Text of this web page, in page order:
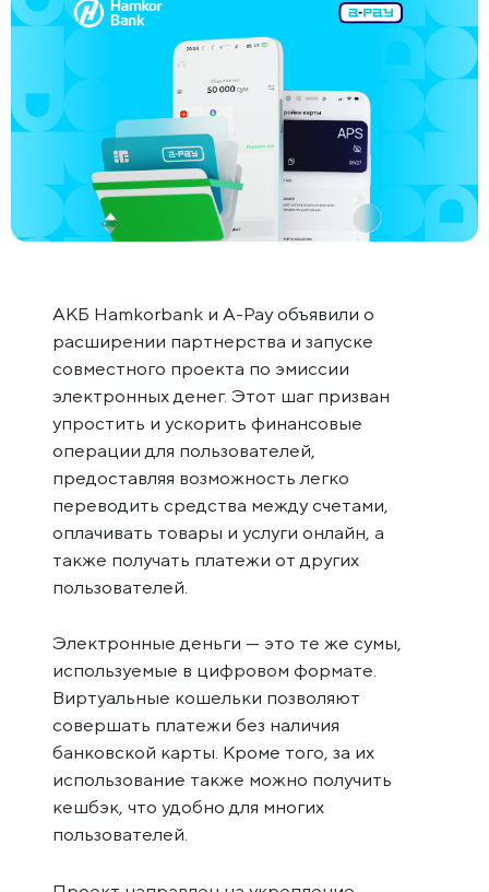
АКБ Hamkorbank и A-Pay объявили о
расширении партнерства и запуске
совместного проекта по эмиссии
электронных денег. Этот шаг призван
упростить и ускорить финансовые
операции для пользователей,
предоставляя возможность легко
переводить средства между счетами,
оплачивать товары и услуги онлайн, а
также получать платежи от других
пользователей.
Электронные деньги — это те же сумы,
используемые в цифровом формате.
Виртуальные кошельки позволяют
совершать платежи без наличия
банковской карты. Кроме того, за их
использование также можно получить
кешбэк, что удобно для многих
пользователей.